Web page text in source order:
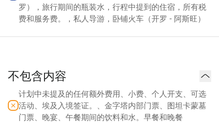
罗），旅行期间的瓶装水，行程中提到的住宿，所有税
费和服务费。，私人导游，卧铺火车（开罗 - 阿斯旺）
不包含内容
计划中未提及的任何额外费用、小费、个人开支、可选
活动、埃及入境签证。、金字塔内部门票、图坦卡蒙墓
门票、晚宴、午餐期间的饮料和水。早餐和晚餐